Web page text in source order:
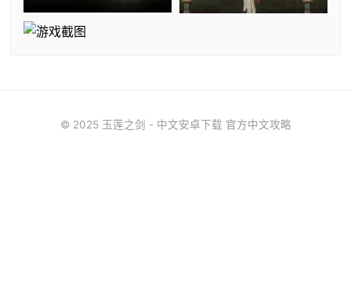
© 2025 玉莲之剑 - 中文安卓下载 官方中文攻略